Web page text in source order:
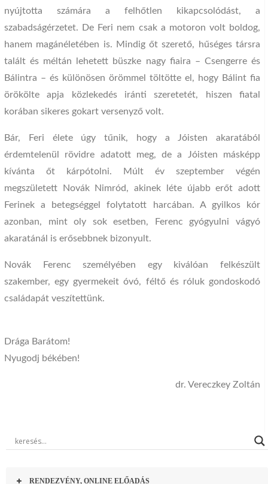
nyújtotta számára a felhőtlen kikapcsolódást, a
szabadságérzetet. De Feri nem csak a motoron volt boldog,
hanem magánéletében is. Mindig őt szerető, hűséges társra
talált és méltán lehetett büszke nagy fiaira – Csengerre és
Bálintra – és különösen örömmel töltötte el, hogy Bálint fia
örökölte apja közlekedés iránti szeretetét, hiszen fiatal
korában sikeres gokart versenyző volt.
Bár, Feri élete úgy tűnik, hogy a Jóisten akaratából
érdemtelenül rövidre adatott meg, de a Jóisten másképp
kívánta őt kárpótolni. Múlt év szeptember végén
megszületett Novák Nimród, akinek léte újabb erőt adott
Ferinek a betegséggel folytatott harcában. A gyilkos kór
azonban, mint oly sok esetben, Ferenc gyógyulni vágyó
akaratánál is erősebbnek bizonyult.
Novák Ferenc személyében egy kiválóan felkészült
szakember, egy gyermekeit óvó, féltő és róluk gondoskodó
családapát veszítettünk.
Drága Barátom!
Nyugodj békében!
dr. Vereczkey Zoltán
RENDEZVÉNY, ONLINE ELŐADÁS